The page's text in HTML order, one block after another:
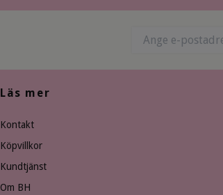
Läs mer
Kontakt
Köpvillkor
Kundtjänst
Om BH